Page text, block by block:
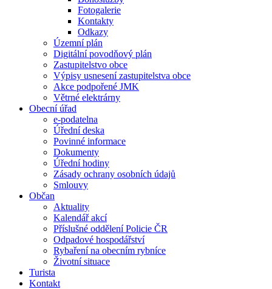
Fotogalerie
Kontakty
Odkazy
Územní plán
Digitální povodňový plán
Zastupitelstvo obce
Výpisy usnesení zastupitelstva obce
Akce podpořené JMK
Větrné elektrárny
Obecní úřad
e-podatelna
Úřední deska
Povinné informace
Dokumenty
Úřední hodiny
Zásady ochrany osobních údajů
Smlouvy
Občan
Aktuality
Kalendář akcí
Příslušné oddělení Policie ČR
Odpadové hospodářství
Rybaření na obecním rybníce
Životní situace
Turista
Kontakt